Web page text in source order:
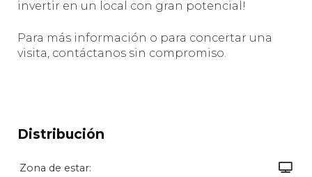
invertir en un local con gran potencial!
Para más información o para concertar una
visita, contáctanos sin compromiso.
Distribución
Zona de estar: